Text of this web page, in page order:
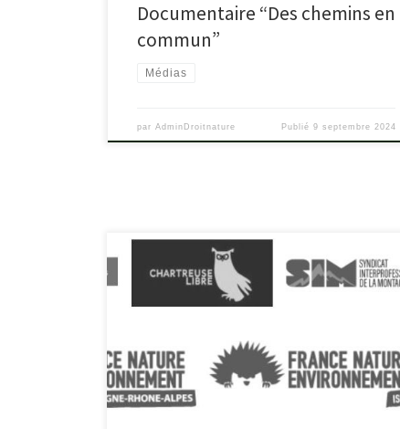
Documentaire “Des chemins en
commun”
Médias
parAdminDroitnature Publié 9 septembre 2024
Signature de la convention de passage sur deux
sentiers des Hauts de Chartreuse : pourquoi il est trop
presse au col de Marcieu pour annoncer la signature
d’une convention de passage et l’inscription au Plan
[…]